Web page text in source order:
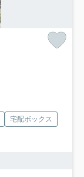
宅配ボックス